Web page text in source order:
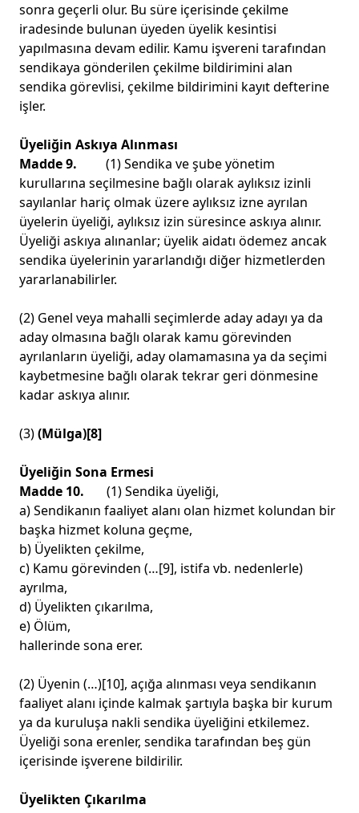
sonra geçerli olur. Bu süre içerisinde çekilme
iradesinde bulunan üyeden üyelik kesintisi
yapılmasına devam edilir. Kamu işvereni tarafından
sendikaya gönderilen çekilme bildirimini alan
sendika görevlisi, çekilme bildirimini kayıt defterine
işler.
Üyeliğin Askıya Alınması
Madde 9. (1) Sendika ve şube yönetim
kurullarına seçilmesine bağlı olarak aylıksız izinli
sayılanlar hariç olmak üzere aylıksız izne ayrılan
üyelerin üyeliği, aylıksız izin süresince askıya alınır.
Üyeliği askıya alınanlar; üyelik aidatı ödemez ancak
sendika üyelerinin yararlandığı diğer hizmetlerden
yararlanabilirler.
(2) Genel veya mahalli seçimlerde aday adayı ya da
aday olmasına bağlı olarak kamu görevinden
ayrılanların üyeliği, aday olamamasına ya da seçimi
kaybetmesine bağlı olarak tekrar geri dönmesine
kadar askıya alınır.
(3)(Mülga)[8]
Üyeliğin Sona Ermesi
Madde 10. (1) Sendika üyeliği,
a) Sendikanın faaliyet alanı olan hizmet kolundan bir
başka hizmet koluna geçme,
b) Üyelikten çekilme,
c) Kamu görevinden (…[9], istifa vb. nedenlerle)
ayrılma,
d) Üyelikten çıkarılma,
e) Ölüm,
hallerinde sona erer.
(2) Üyenin (…)[10], açığa alınması veya sendikanın
faaliyet alanı içinde kalmak şartıyla başka bir kurum
ya da kuruluşa nakli sendika üyeliğini etkilemez.
Üyeliği sona erenler, sendika tarafından beş gün
içerisinde işverene bildirilir.
Üyelikten Çıkarılma